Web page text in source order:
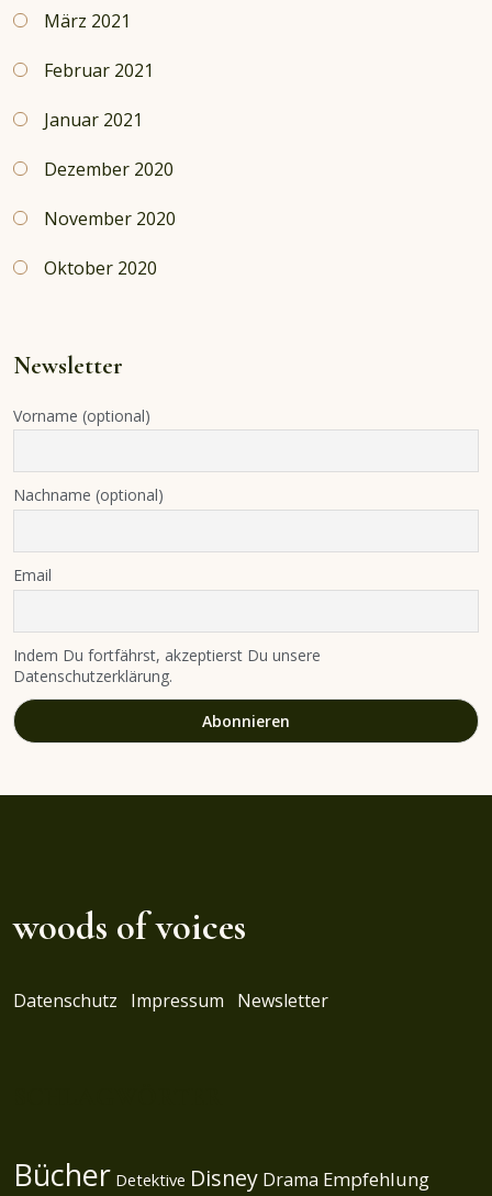
März 2021
Februar 2021
Januar 2021
Dezember 2020
November 2020
Oktober 2020
Newsletter
Vorname (optional)
Nachname (optional)
Email
Indem Du fortfährst, akzeptierst Du unsere
Datenschutzerklärung.
woods of voices
Datenschutz Impressum Newsletter
Bücher Detektive Disney Drama Empfehlung